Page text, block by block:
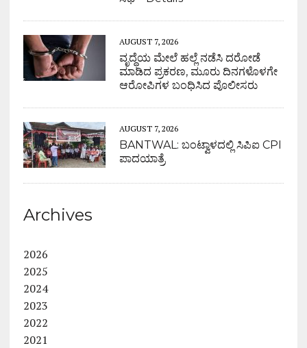
AUGUST 7, 2026
ವೃದ್ಧೆಯ ಮೇಲೆ ಹಲ್ಲೆ ನಡೆಸಿ ದರೋಡೆ
ಮಾಡಿದ ಪ್ರಕರಣ, ಮೂರು ದಿನಗಳೊಳಗೇ
ಆರೋಪಿಗಳ ಬಂಧಿಸಿದ ಪೊಲೀಸರು
AUGUST 7, 2026
BANTWAL: ಬಂಟ್ವಾಳದಲ್ಲಿ ಸಿಪಿಐ CPI
ಪಾದಯಾತ್ರೆ
Archives
2026
2025
2024
2023
2022
2021